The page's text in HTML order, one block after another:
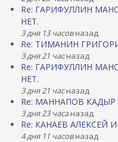
Re: ГАРИФУЛЛИН
НЕТ.
3 дня 13 часовназад
Re: ТИМАНИН
3 дня 21 часназад
Re: ГАРИФУЛЛИН
НЕТ.
3 дня 21 часназад
Re: МАННАПОВ КАДЫР
3 дня 23 часаназад
Re: КАНАЕВ АЛЕКСЕЙ
4 дня 11 часовназад